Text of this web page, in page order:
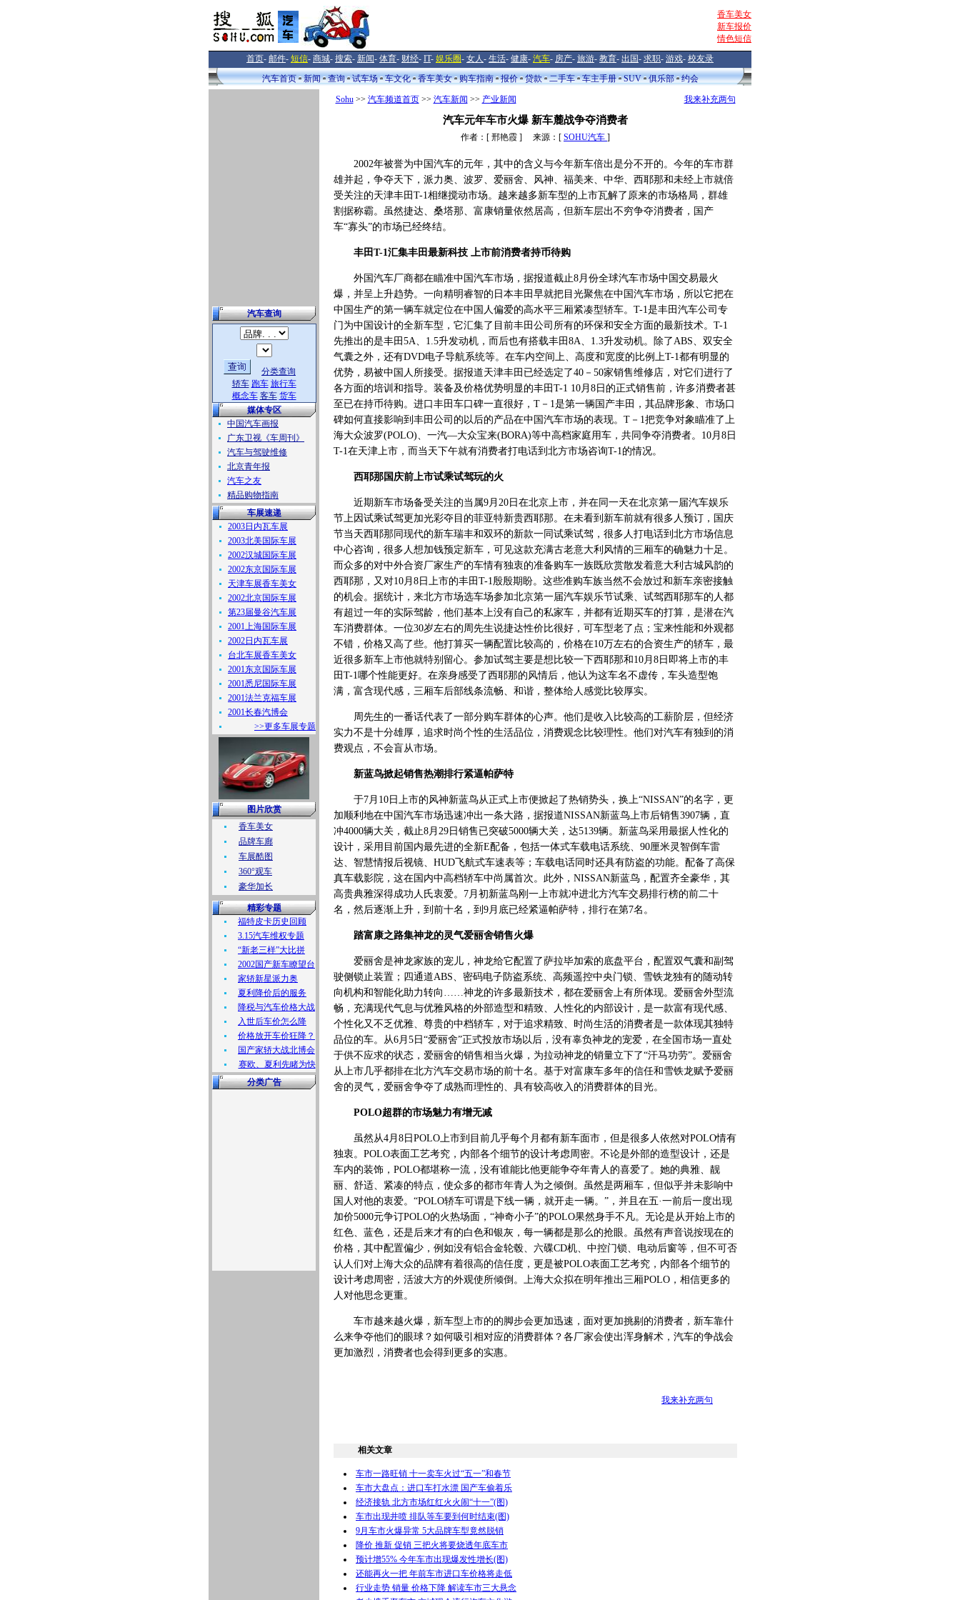
香车美女
新车报价
情色短信
首页- 邮件- 短信- 商城- 搜索- 新闻- 体育- 财经- IT- 娱乐圈- 女人- 生活- 健康- 汽车- 房产- 旅游- 教育- 出国- 求职- 游戏- 校友录
汽车首页
新闻 查询 试车场 车文化 香车美女 购车指南 报价 贷款 二手车 车主手册 SUV 俱乐部 约会
汽车查询
分类查询
轿车 跑车 旅行车
概念车 客车 货车
媒体专区
中国汽车画报
广东卫视《车周刊》
汽车与驾驶维修
北京青年报
汽车之友
精品购物指南
车展速递
2003日内瓦车展
2003北美国际车展
2002汉城国际车展
2002东京国际车展
天津车展香车美女
2002北京国际车展
第23届曼谷汽车展
2001上海国际车展
2002日内瓦车展
台北车展香车美女
2001东京国际车展
2001悉尼国际车展
2001法兰克福车展
2001长春汽博会
>>更多车展专题
图片欣赏
香车美女
品牌车廊
车展酷图
360°观车
豪华加长
精彩专题
福特皮卡历史回顾
3.15汽车维权专题
“新老三样”大比拼
2002国产新车瞭望台
家轿新星派力奥
夏利降价后的服务
降税与汽车价格大战
入世后车价怎么降
价格放开车价狂降？
国产家轿大战北博会
赛欧、夏利先睹为快
分类广告
Sohu>> 汽车频道首页>> 汽车新闻 >> 产业新闻 我来补充两句
汽车元年车市火爆 新车麓战争夺消费者
作者：[ 邢艳霞 ] 来源：[ SOHU汽车 ]
2002年被誉为中国汽车的元年，其中的含义与今年新车倍出是分不开的。今年的车市群
雄并起，争夺天下，派力奥、波罗、爱丽舍、风神、福美来、中华、西耶那和未经上市就倍
受关注的天津丰田T-1相继搅动市场。越来越多新车型的上市瓦解了原来的市场格局，群雄
割据称霸。虽然捷达、桑塔那、富康销量依然居高，但新车层出不穷争夺消费者，国产
车“寡头”的市场已经终结。
丰田T-1汇集丰田最新科技 上市前消费者持币待购
外国汽车厂商都在瞄准中国汽车市场，据报道截止8月份全球汽车市场中国交易最火
爆，并呈上升趋势。一向精明睿智的日本丰田早就把目光聚焦在中国汽车市场，所以它把在
中国生产的第一辆车就定位在中国人偏爱的高水平三厢紧凑型轿车。T-1是丰田汽车公司专
门为中国设计的全新车型，它汇集了目前丰田公司所有的环保和安全方面的最新技术。T-1
先推出的是丰田5A、1.5升发动机，而后也有搭载丰田8A、1.3升发动机。除了ABS、双安全
气囊之外，还有DVD电子导航系统等。在车内空间上、高度和宽度的比例上T-1都有明显的
优势，易被中国人所接受。据报道天津丰田已经选定了40－50家销售维修店，对它们进行了
各方面的培训和指导。装备及价格优势明显的丰田T-1 10月8日的正式销售前，许多消费者甚
至已在持币待购。进口丰田车口碑一直很好，T－1是第一辆国产丰田，其品牌形象、市场口
碑如何直接影响到丰田公司的以后的产品在中国汽车市场的表现。T－1把竞争对象瞄准了上
海大众波罗(POLO)、一汽—大众宝来(BORA)等中高档家庭用车，共同争夺消费者。10月8日
T-1在天津上市，而当天下午就有消费者打电话到北方市场咨询T-1的情况。
西耶那国庆前上市试乘试驾玩的火
近期新车市场备受关注的当属9月20日在北京上市，并在同一天在北京第一届汽车娱乐
节上因试乘试驾更加光彩夺目的菲亚特新贵西耶那。在未看到新车前就有很多人预订，国庆
节当天西耶那同现代的新车瑞丰和双环的新款一同试乘试驾，很多人打电话到北方市场信息
中心咨询，很多人想加钱预定新车，可见这款充满古老意大利风情的三厢车的确魅力十足。
而众多的对中外合资厂家生产的车情有独衷的准备购车一族既欣赏散发着意大利古城风韵的
西耶那，又对10月8日上市的丰田T-1殷殷期盼。这些准购车族当然不会放过和新车亲密接触
的机会。据统计，来北方市场选车场参加北京第一届汽车娱乐节试乘、试驾西耶那车的人都
有超过一年的实际驾龄，他们基本上没有自己的私家车，并都有近期买车的打算，是潜在汽
车消费群体。一位30岁左右的周先生说捷达性价比很好，可车型老了点；宝来性能和外观都
不错，价格又高了些。他打算买一辆配置比较高的，价格在10万左右的合资生产的轿车，最
近很多新车上市他就特别留心。参加试驾主要是想比较一下西耶那和10月8日即将上市的丰
田T-1哪个性能更好。在亲身感受了西耶那的风情后，他认为这车名不虚传，车头造型饱
满，富含现代感，三厢车后部线条流畅、和谐，整体给人感觉比较厚实。
周先生的一番话代表了一部分购车群体的心声。他们是收入比较高的工薪阶层，但经济
实力不是十分雄厚，追求时尚个性的生活品位，消费观念比较理性。他们对汽车有独到的消
费观点，不会盲从市场。
新蓝鸟掀起销售热潮排行紧逼帕萨特
于7月10日上市的风神新蓝鸟从正式上市便掀起了热销势头，换上“NISSAN”的名字，更
加顺利地在中国汽车市场迅速冲出一条大路，据报道NISSAN新蓝鸟上市后销售3907辆，直
冲4000辆大关，截止8月29日销售已突破5000辆大关，达5139辆。新蓝鸟采用最据人性化的
设计，采用目前国内最先进的全新E配备，包括一体式车载电话系统、90厘米灵智倒车雷
达、智慧情报后视镜、HUD飞航式车速表等；车载电话同时还具有防盗的功能。配备了高保
真车载影院，这在国内中高档轿车中尚属首次。此外，NISSAN新蓝鸟，配置齐全豪华，其
高贵典雅深得成功人氏衷爱。7月初新蓝鸟刚一上市就冲进北方汽车交易排行榜的前二十
名，然后逐渐上升，到前十名，到9月底已经紧逼帕萨特，排行在第7名。
踏富康之路集神龙的灵气爱丽舍销售火爆
爱丽舍是神龙家族的宠儿，神龙给它配置了萨拉毕加索的底盘平台，配置双气囊和副驾
驶侧锁止装置；四通道ABS、密码电子防盗系统、高频遥控中央门锁、雪铁龙独有的随动转
向机构和智能化助力转向……神龙的许多最新技术，都在爱丽舍上有所体现。爱丽舍外型流
畅，充满现代气息与优雅风格的外部造型和精致、人性化的内部设计，是一款富有现代感、
个性化又不乏优雅、尊贵的中档轿车，对于追求精致、时尚生活的消费者是一款体现其独特
品位的车。从6月5日“爱丽舍”正式投放市场以后，没有辜负神龙的宠爱，在全国市场一直处
于供不应求的状态，爱丽舍的销售相当火爆，为拉动神龙的销量立下了“汗马功劳”。爱丽舍
从上市几乎都排在北方汽车交易市场的前十名。基于对富康车多年的信任和雪铁龙赋予爱丽
舍的灵气，爱丽舍争夺了成熟而理性的、具有较高收入的消费群体的目光。
POLO超群的市场魅力有增无减
虽然从4月8日POLO上市到目前几乎每个月都有新车面市，但是很多人依然对POLO情有
独衷。POLO表面工艺考究，内部各个细节的设计考虑周密。不论是外部的造型设计，还是
车内的装饰，POLO都堪称一流，没有谁能比他更能争夺年青人的喜爱了。她的典雅、靓
丽、舒适、紧凑的特点，使众多的都市年青人为之倾倒。虽然是两厢车，但似乎并未影响中
国人对他的衷爱。“POLO轿车可谓是下线一辆，就开走一辆。”，并且在五·一前后一度出现
加价5000元争订POLO的火热场面，“神奇小子”的POLO果然身手不凡。无论是从开始上市的
红色、蓝色，还是后来才有的白色和银灰，每一辆都是那么的抢眼。虽然有声音说按现在的
价格，其中配置偏少，例如没有铝合金轮毂、六碟CD机、中控门锁、电动后窗等，但不可否
认人们对上海大众的品牌有着很高的信任度，更是被POLO表面工艺考究，内部各个细节的
设计考虑周密，活波大方的外观使所倾倒。上海大众拟在明年推出三厢POLO，相信更多的
人对他思念更重。
车市越来越火爆，新车型上市的的脚步会更加迅速，面对更加挑剔的消费者，新车靠什
么来争夺他们的眼球？如何吸引相对应的消费群体？各厂家会使出浑身解术，汽车的争战会
更加激烈，消费者也会得到更多的实惠。
我来补充两句
相关文章
车市一路旺销 十一卖车火过“五一”和春节
车市大盘点：进口车打水漂 国产车偷着乐
经济接轨 北方市场红红火火闹“十一”(图)
车市出现井喷 排队等车要到何时结束(图)
9月车市火爆异常 5大品牌车型竟然脱销
降价 推新 促销 三把火将要烧透年底车市
预计增55% 今年车市出现爆发性增长(图)
还能再火一把 年前车市进口车价格将走低
行业走势 销量 价格下降 解读车市三大悬念